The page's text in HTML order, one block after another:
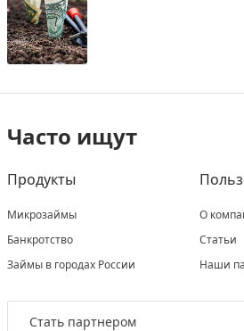
Часто ищут
Продукты
Микрозаймы
Банкротство
Займы в городах России
О
Статьи
Наши
Стать партнером